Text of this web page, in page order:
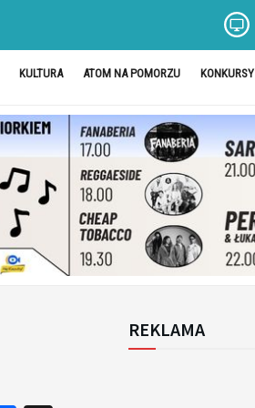
KULTURA ATOM NA POMORZU KONKURSY
REKLAMA